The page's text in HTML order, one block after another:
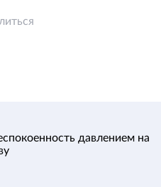
давлением на